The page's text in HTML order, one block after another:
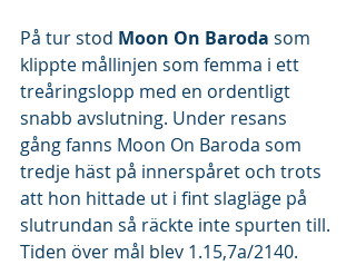
På tur stod Moon On Baroda som
klippte mållinjen som femma i ett
treåringslopp med en ordentligt
snabb avslutning. Under resans
gång fanns Moon On Baroda som
tredje häst på innerspåret och trots
att hon hittade ut i fint slagläge på
slutrundan så räckte inte spurten till.
Tiden över mål blev 1.15,7a/2140.